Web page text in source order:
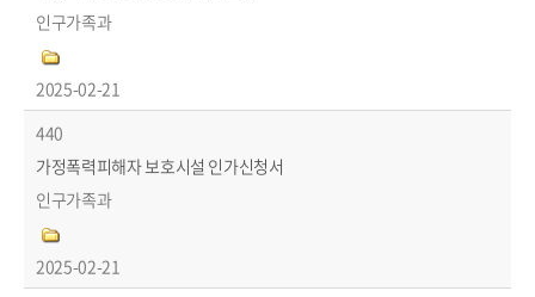
인구가족과
2025-02-21
440
가정폭력피해자 보호시설 인가신청서
인구가족과
2025-02-21